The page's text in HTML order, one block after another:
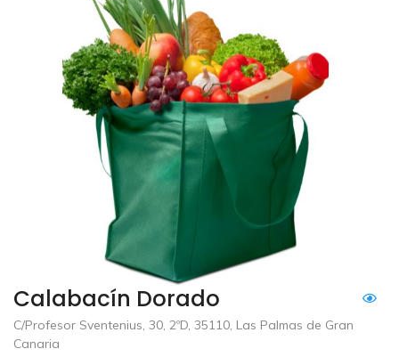
Calabacín Dorado
C/Profesor Sventenius, 30, 2ºD, 35110, Las Palmas de Gran
Canaria